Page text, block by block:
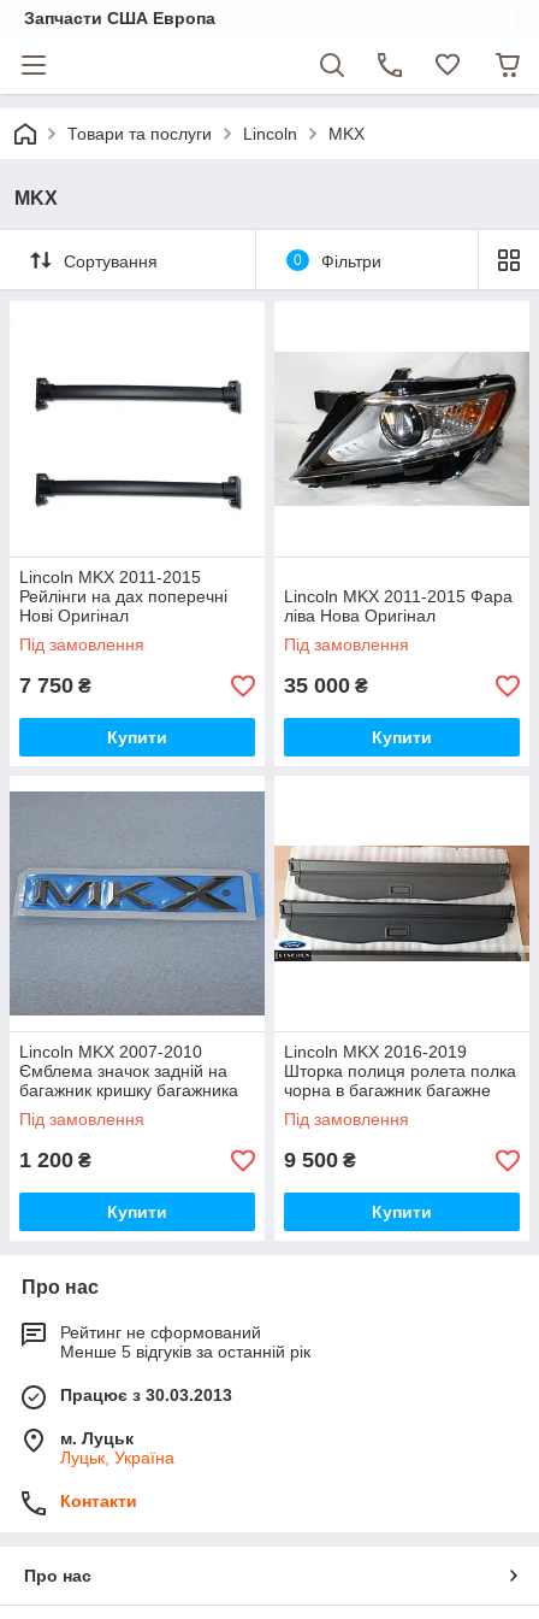
Запчасти США Европа
Товари та послуги Lincoln MKX
MKX
Сортування 0 Фільтри
Lincoln MKX 2011-2015
Рейлінги на дах поперечні
Нові Оригінал
Під замовлення
7 750 ₴
Купити
Lincoln MKX 2011-2015 Фара
ліва Нова Оригінал
Під замовлення
35 000 ₴
Купити
Lincoln MKX 2007-2010
Ємблема значок задній на
багажник кришку багажника
Новий Оригінал
Під замовлення
1 200 ₴
Купити
Lincoln MKX 2016-2019
Шторка полиця ролета полка
чорна в багажник багажне
відділення Нова Оригінал
Під замовлення
9 500 ₴
Купити
Про нас
Рейтинг не сформований
Менше 5 відгуків за останній рік
Працює з 30.03.2013
м. Луцьк
Луцьк, Україна
Контакти
Про нас